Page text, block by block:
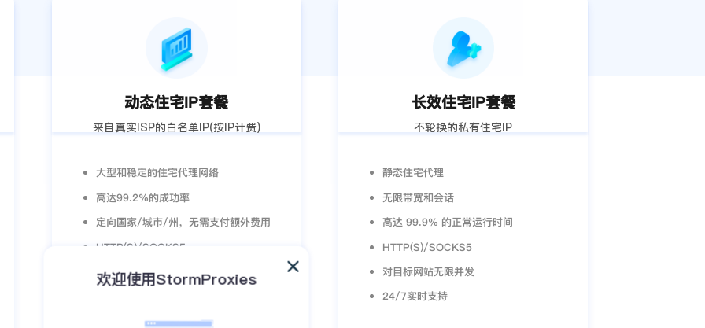
动态住宅IP套餐
来自真实ISP的白名单IP(按IP计费)
大型和稳定的住宅代理网络
高达99.2%的成功率
定向国家/城市/州，无需支付额外费用
HTTP(S)/SOCKS5
无限并发会话
长效住宅IP套餐
不轮换的私有住宅IP
静态住宅代理
无限带宽和会话
高达 99.9% 的正常运行时间
HTTP(S)/SOCKS5
对目标网站无限并发
24/7实时支持
欢迎使用StormProxies